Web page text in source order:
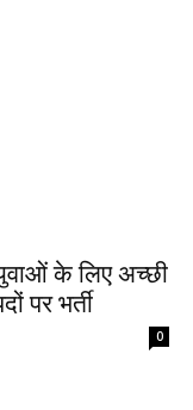
के लिए अच्छी
पर भर्ती
0